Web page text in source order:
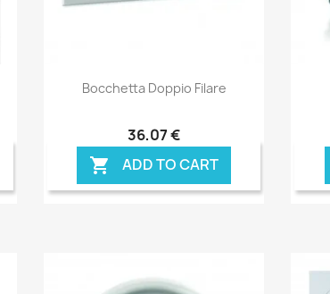
Anteprima
Bocchetta Doppio Filare
36,07 €
 ADD TO CART